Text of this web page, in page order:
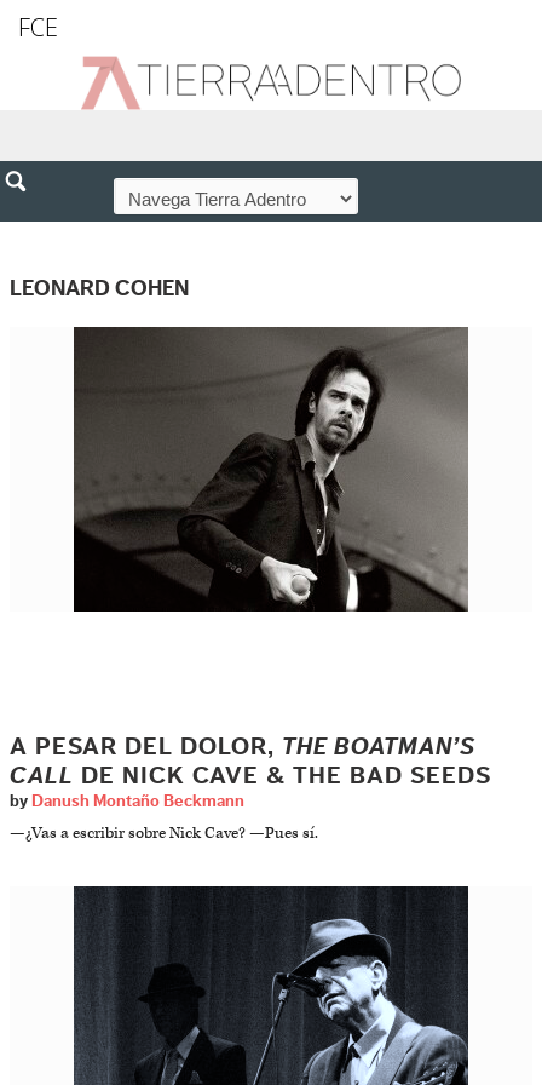
FCE
LEONARD COHEN
A PESAR DEL DOLOR, THE BOATMAN’S
CALL DE NICK CAVE & THE BAD SEEDS
by Danush Montaño Beckmann
—¿Vas a escribir sobre Nick Cave? —Pues sí.